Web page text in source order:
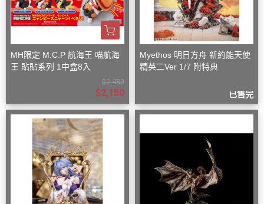
MH限定 M.C.P 航海王 喵航海
王 貼貼系列 1中盒8入
$2,480
$2,150
Myethos 明日方舟 新約能天使
精英二Ver 1/7 附特典
已售完